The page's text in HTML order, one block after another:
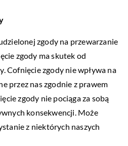
zgody na przewarzanie
zgody ma skutek od
Cofnięcie zgody nie wpływa na
przez nas zgodnie z prawem
zgody nie pociąga za sobą
konsekwencji. Może
z niektórych naszych